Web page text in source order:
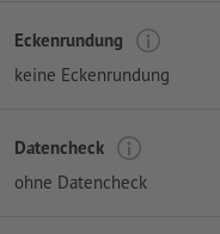
Eckenrundung
keine Eckenrundung
Datencheck
ohne Datencheck